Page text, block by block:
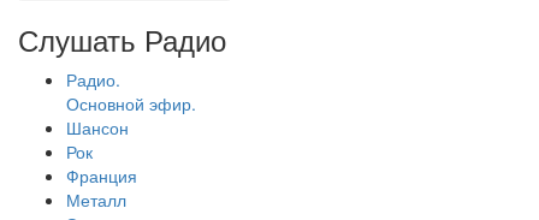
Слушать Радио
Радио.
Основной эфир.
Шансон
Рок
Франция
Металл